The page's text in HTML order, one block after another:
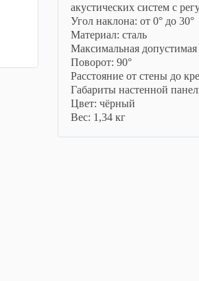
акустических систем с
Угол наклона: от 0° до 30°
Материал: сталь
Максимальная допустимая
Поворот: 90°
Расстояние от стены до
Габариты настенной
Цвет: чёрный
Вес: 1,34 кг